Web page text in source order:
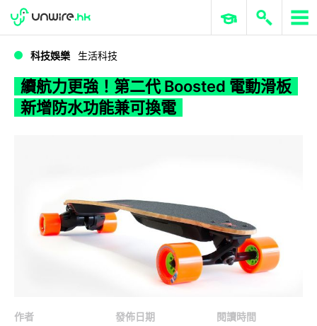
WWDC 2026 ERP 與商業 AI
科技娛樂 生活科技
續航力更強！第二代 Boosted 電動滑板
新增防水功能兼可換電
作者
發佈日期
閱讀時間